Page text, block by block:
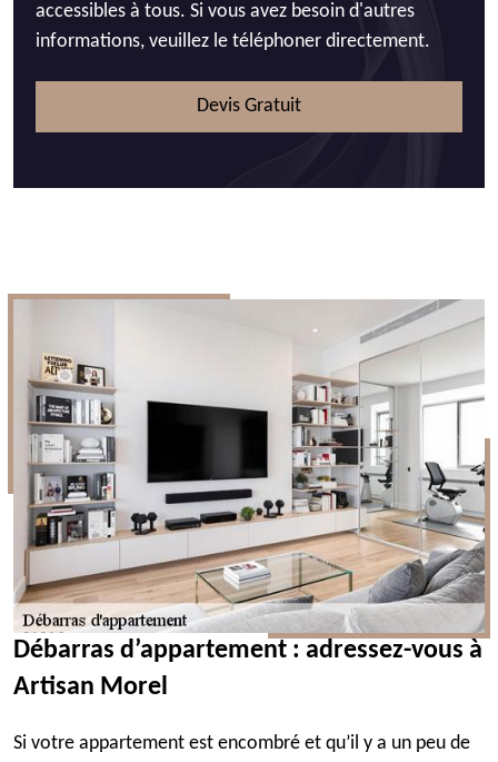
accessibles à tous. Si vous avez besoin d'autres
informations, veuillez le téléphoner directement.
Devis Gratuit
Débarras d’appartement : adressez-vous à
Artisan Morel
Si votre appartement est encombré et qu’il y a un peu de